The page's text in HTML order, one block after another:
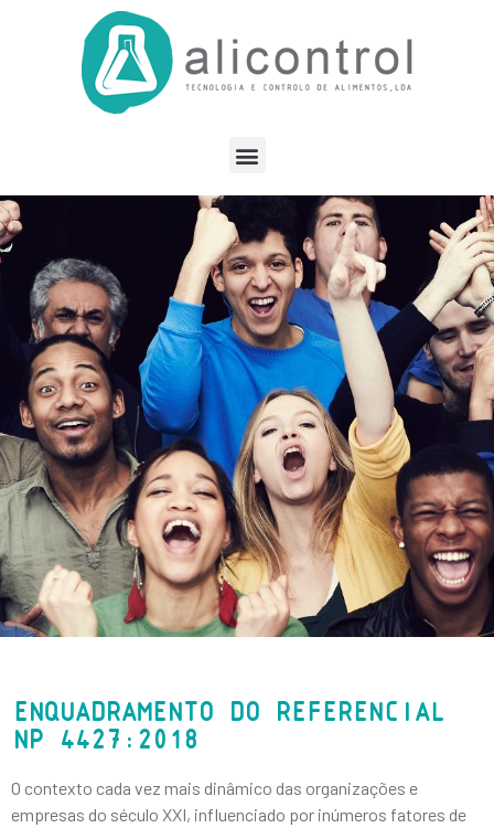
ENQUADRAMENTO DO REFERENCIAL
NP 4427:2018
O contexto cada vez mais dinâmico das organizações e
empresas do século XXI, influenciado por inúmeros fatores de